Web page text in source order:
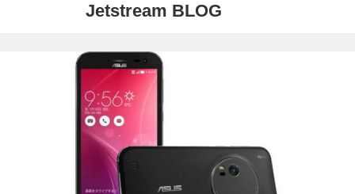
Jetstream BLOG